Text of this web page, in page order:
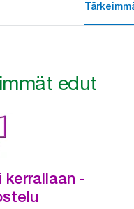
edut
kerrallaan -